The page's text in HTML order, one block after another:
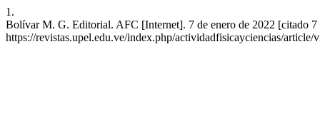
1.
Bolívar M. G. Editorial. AFC [Internet]. 7 de enero de 2022 [citado
https://revistas.upel.edu.ve/index.php/actividadfisicayciencias/article/